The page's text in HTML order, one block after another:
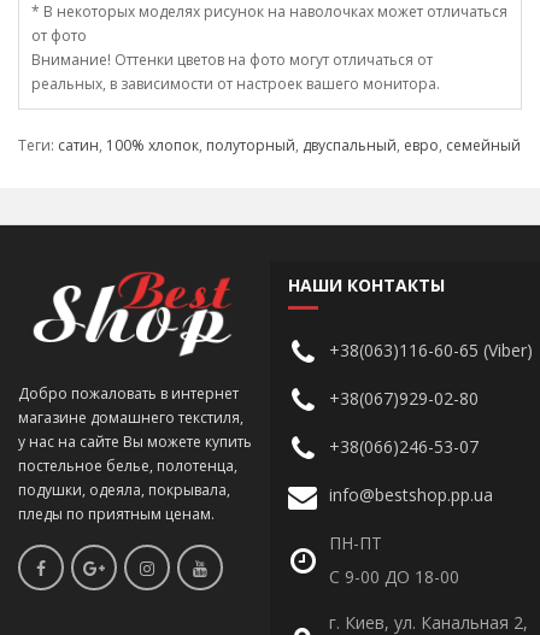
* В некоторых моделях рисунок на наволочках может отличаться
от фото
Внимание! Оттенки цветов на фото могут отличаться от
реальных, в зависимости от настроек вашего монитора.
Теги: сатин, 100% хлопок, полуторный, двуспальный, евро, семейный
Добро пожаловать в интернет
магазине домашнего текстиля,
у нас на сайте Вы можете купить
постельное белье, полотенца,
подушки, одеяла, покрывала,
пледы по приятным ценам.
НАШИ КОНТАКТЫ
+38(063)116-60-65 (Viber)
+38(067)929-02-80
+38(066)246-53-07
info@bestshop.pp.ua
ПН-ПТ
С 9-00 ДО 18-00
г. Киев, ул. Канальная 2,